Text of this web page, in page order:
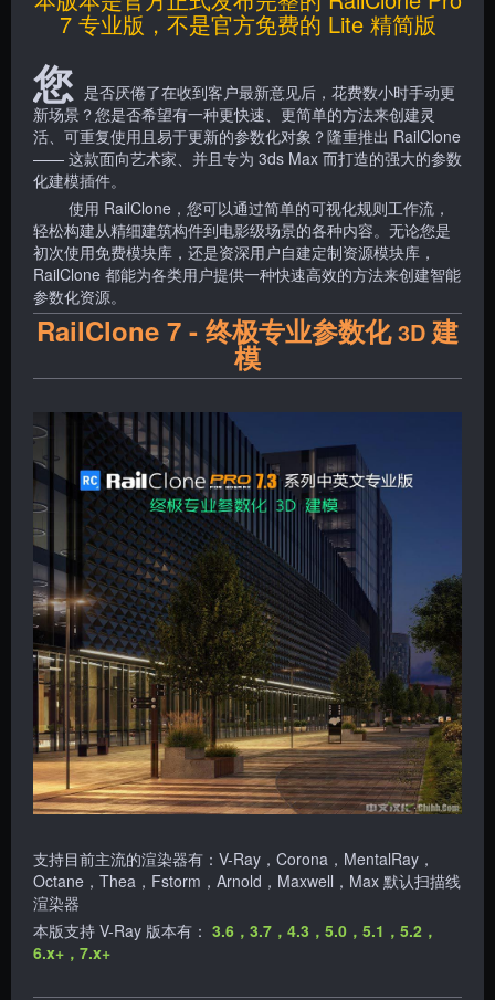
7 专业版，不是官方免费的 Lite 精简版
您 是否厌倦了在收到客户最新意见后，花费数小时手动更
新场景？您是否希望有一种更快速、更简单的方法来创建灵
活、可重复使用且易于更新的参数化对象？隆重推出 RailClone
—— 这款面向艺术家、并且专为 3ds Max 而打造的强大的参数
化建模插件。
使用 RailClone，您可以通过简单的可视化规则工作流，
轻松构建从精细建筑构件到电影级场景的各种内容。无论您是
初次使用免费模块库，还是资深用户自建定制资源模块库，
RailClone 都能为各类用户提供一种快速高效的方法来创建智能
参数化资源。
RailClone 7 - 终极专业参数化3D 建
模
支持目前主流的渲染器有：V-Ray，Corona，MentalRay，
Octane，Thea，Fstorm，Arnold，Maxwell，Max 默认扫描线
渲染器
本版支持 V-Ray 版本有： 3.6，3.7，4.3，5.0，5.1，5.2，
6.x+ ，7.x+